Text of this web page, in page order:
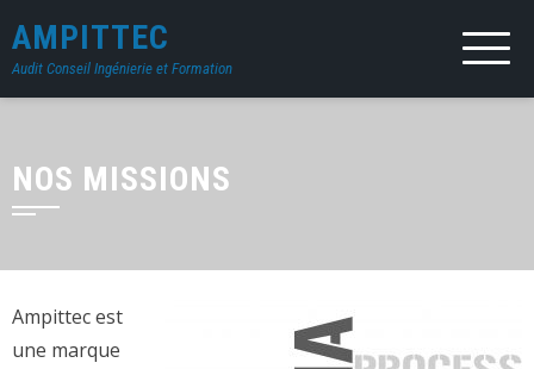
AMPITTEC
Audit Conseil Ingénierie et Formation
NOS MISSIONS
Ampittec est
une marque